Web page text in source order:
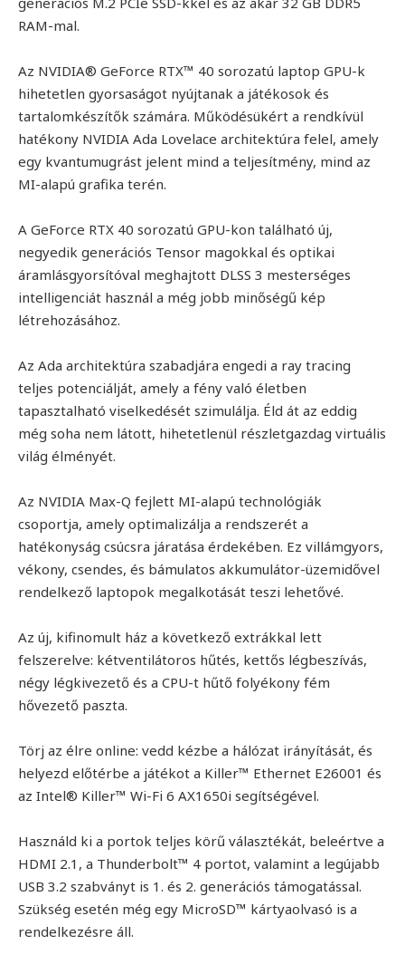
RAM-mal.
Az NVIDIA® GeForce RTX™ 40 sorozatú laptop GPU-k
hihetetlen gyorsaságot nyújtanak a játékosok és
tartalomkészítők számára. Működésükért a rendkívül
hatékony NVIDIA Ada Lovelace architektúra felel, amely
egy kvantumugrást jelent mind a teljesítmény, mind az
MI-alapú grafika terén.
A GeForce RTX 40 sorozatú GPU-kon található új,
negyedik generációs Tensor magokkal és optikai
áramlásgyorsítóval meghajtott DLSS 3 mesterséges
intelligenciát használ a még jobb minőségű kép
létrehozásához.
Az Ada architektúra szabadjára engedi a ray tracing
teljes potenciálját, amely a fény való életben
tapasztalható viselkedését szimulálja. Éld át az eddig
még soha nem látott, hihetetlenül részletgazdag virtuális
világ élményét.
Az NVIDIA Max-Q fejlett MI-alapú technológiák
csoportja, amely optimalizálja a rendszerét a
hatékonyság csúcsra járatása érdekében. Ez villámgyors,
vékony, csendes, és bámulatos akkumulátor-üzemidővel
rendelkező laptopok megalkotását teszi lehetővé.
Az új, kifinomult ház a következő extrákkal lett
felszerelve: kétventilátoros hűtés, kettős légbeszívás,
négy légkivezető és a CPU-t hűtő folyékony fém
hővezető paszta.
Törj az élre online: vedd kézbe a hálózat irányítását, és
helyezd előtérbe a játékot a Killer™ Ethernet E26001 és
az Intel® Killer™ Wi-Fi 6 AX1650i segítségével.
Használd ki a portok teljes körű választékát, beleértve a
HDMI 2.1, a Thunderbolt™ 4 portot, valamint a legújabb
USB 3.2 szabványt is 1. és 2. generációs támogatással.
Szükség esetén még egy MicroSD™ kártyaolvasó is a
rendelkezésre áll.